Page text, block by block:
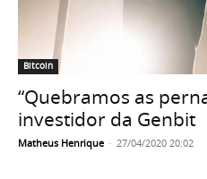
Bitcoin
“Quebramos as
investidor da Genbit
Matheus Henrique - 27/04/2020 20:02